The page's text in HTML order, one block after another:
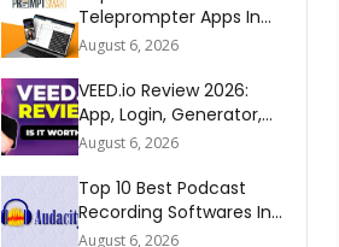
Teleprompter Apps In
2026
August 6, 2026
VEED.io Review 2026:
App, Login, Generator,
Download, AI & FAQs
August 6, 2026
Top 10 Best Podcast
Recording Softwares In
2026
August 6, 2026